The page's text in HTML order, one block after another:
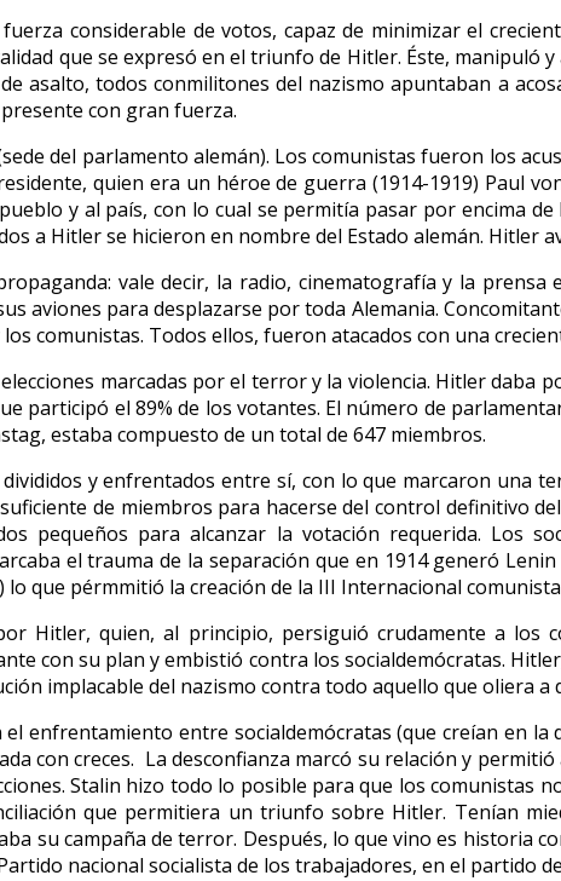
considerable de votos, capaz de minimizar el
que se expresó en el triunfo de Hitler. Éste, manipuló
asalto, todos conmilitones del nazismo apuntaban a
con gran fuerza.
del parlamento alemán). Los comunistas fueron los
quien era un héroe de guerra (1914-1919) Paul
y al país, con lo cual se permitía pasar por encima
a Hitler se hicieron en nombre del Estado alemán. Hitler
vale decir, la radio, cinematografía y la
aviones para desplazarse por toda Alemania.
comunistas. Todos ellos, fueron atacados con una
marcadas por el terror y la violencia. Hitler daba
participó el 89% de los votantes. El número de
estaba compuesto de un total de 647 miembros.
y enfrentados entre sí, con lo que marcaron una
de miembros para hacerse del control definitivo
pequeños para alcanzar la votación requerida. Los
el trauma de la separación que en 1914 generó
que pérmmitió la creación de la III Internacional
Hitler, quien, al principio, persiguió crudamente a los
con su plan y embistió contra los socialdemócratas.
implacable del nazismo contra todo aquello que oliera a
enfrentamiento entre socialdemócratas (que creían en la
con creces. La desconfianza marcó su relación y
Stalin hizo todo lo posible para que los comunistas
que permitiera un triunfo sobre Hitler. Tenían
su campaña de terror. Después, lo que vino es historia
nacional socialista de los trabajadores, en el partido